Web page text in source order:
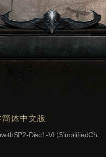
体中文版
Disc1-VL(SimplifiedCh...